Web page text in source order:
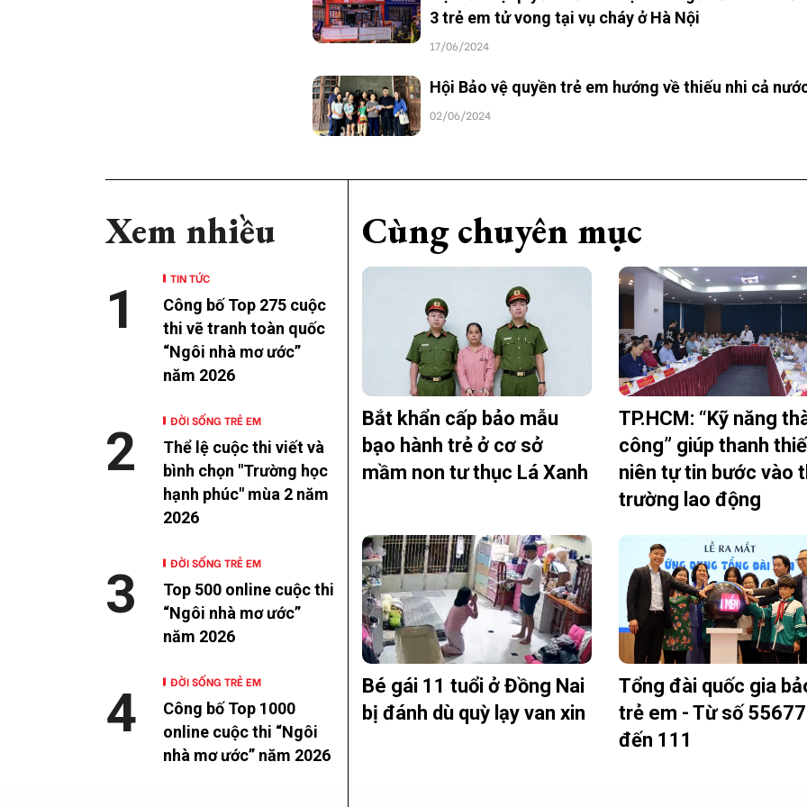
3 trẻ em tử vong tại vụ cháy ở Hà Nội
17/06/2024
Hội Bảo vệ quyền trẻ em hướng về thiếu nhi cả
02/06/2024
Xem nhiều
TIN TỨC
Công bố Top 275 cuộc
thi vẽ tranh toàn quốc
“Ngôi nhà mơ ước”
năm 2026
1
ĐỜI SỐNG TRẺ EM
Thể lệ cuộc thi viết và
bình chọn "Trường học
hạnh phúc" mùa 2 năm
2026
2
ĐỜI SỐNG TRẺ EM
Top 500 online cuộc thi
“Ngôi nhà mơ ước”
năm 2026
3
ĐỜI SỐNG TRẺ EM
Công bố Top 1000
online cuộc thi “Ngôi
nhà mơ ước” năm 2026
4
Cùng chuyên mục
Bắt khẩn cấp bảo mẫu
bạo hành trẻ ở cơ sở
mầm non tư thục Lá Xanh
TP.HCM: “Kỹ năng
công” giúp thanh
niên tự tin bước vào
trường lao động
Bé gái 11 tuổi ở Đồng Nai
bị đánh dù quỳ lạy van xin
Tổng đài quốc gia
trẻ em - Từ số
đến 111